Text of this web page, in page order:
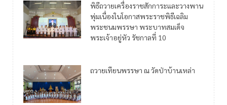
พิธีถวายเครื่องราชสักการะและวางพาน
พุ่มเนื่องในโอกาสพระราชพิธีเฉลิม
พระชนมพรรษา พระบาทสมเด็จ
พระเจ้าอยู่หัว รัชกาลที่ 10
ถวายเทียนพรรษา ณ วัดป่าบ้านเหล่า